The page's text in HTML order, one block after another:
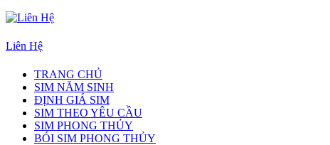
Liên Hệ
TRANG CHỦ
SIM NĂM SINH
ĐỊNH GIÁ SIM
SIM THEO YÊU CẦU
SIM PHONG THỦY
BÓI SIM PHONG THỦY